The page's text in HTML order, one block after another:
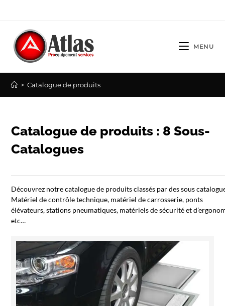
content
MENU
> Catalogue de produits
Catalogue de produits : 8 Sous-
Catalogues
Découvrez notre catalogue de produits classés par des sous
Matériel de contrôle technique, matériel de carrosserie, ponts
élévateurs, stations pneumatiques, matériels de sécurité et
etc…